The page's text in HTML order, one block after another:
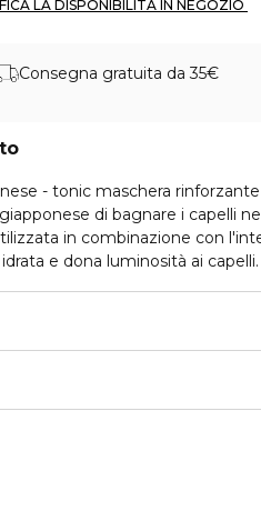
Consegna gratuita da 35€
- tonic maschera rinforzante
di bagnare i capelli
in combinazione con
e dona luminosità ai
con una riduzione delle
soffici e luminosi. Dopo la
sulle lunghezze e punte
e risciacquare. Terminare con